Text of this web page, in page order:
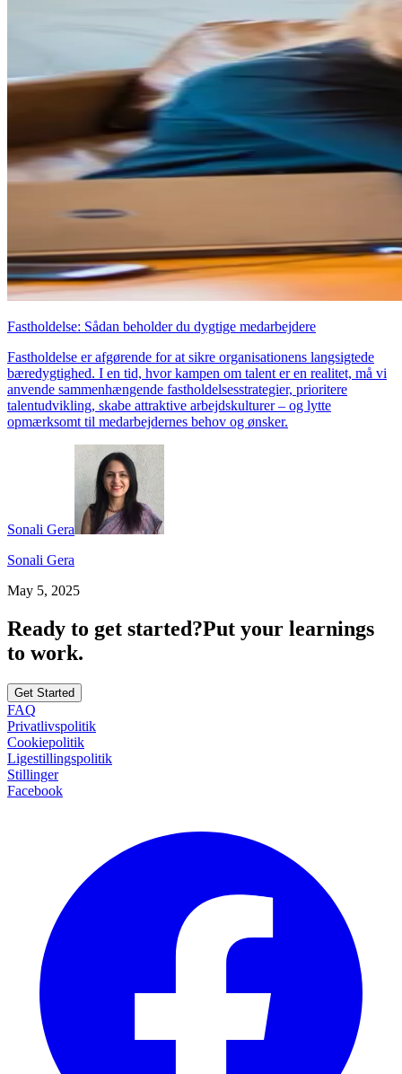
Fastholdelse: Sådan beholder du dygtige medarbejdere
Fastholdelse er afgørende for at sikre organisationens langsigtede
bæredygtighed. I en tid, hvor kampen om talent er en realitet, må vi
anvende sammenhængende fastholdelsesstrategier, prioritere
talentudvikling, skabe attraktive arbejdskulturer – og lytte
opmærksomt til medarbejdernes behov og ønsker.
Sonali Gera
Sonali Gera
May 5, 2025
Ready to get started?Put your learnings
to work.
Get Started
FAQ
Privatlivspolitik
Cookiepolitik
Ligestillingspolitik
Stillinger
Facebook